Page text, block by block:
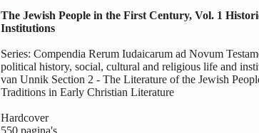
The Jewish People in the First Century, Vol. 1
Institutions
Series: Compendia Rerum Iudaicarum ad Novum
political history, social, cultural and religious life and
van Unnik Section 2 - The Literature of the Jewish
Traditions in Early Christian Literature
Hardcover